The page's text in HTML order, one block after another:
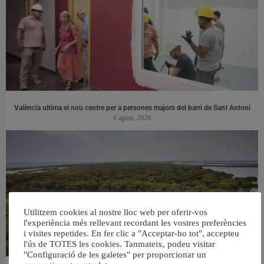
València ultima el nou centre per a persones majors del barri de Sant Antoni
6 agost, 2026
Utilitzem cookies al nostre lloc web per oferir-vos
l'experiència més rellevant recordant les vostres preferències
i visites repetides. En fer clic a "Acceptar-ho tot", accepteu
l'ús de TOTES les cookies. Tanmateix, podeu visitar
"Configuració de les galetes" per proporcionar un